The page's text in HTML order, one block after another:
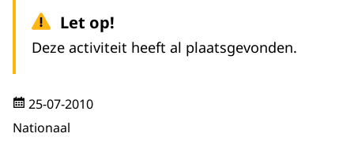
Let op!
Deze activiteit heeft al plaatsgevonden.
25-07-2010
Nationaal